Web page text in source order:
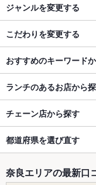
ジャンルを変更する
こだわりを変更する
おすすめのキーワード
ランチのあるお店から
チェーン店から探す
都道府県を選び直す
奈良エリアの最新口